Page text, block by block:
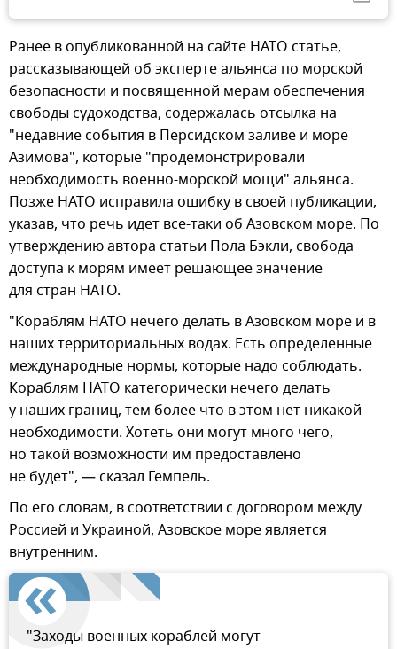
Ранее в опубликованной на сайте НАТО статье,
рассказывающей об эксперте альянса по морской
безопасности и посвященной мерам обеспечения
свободы судоходства, содержалась отсылка на
"недавние события в Персидском заливе и море
Азимова", которые "продемонстрировали
необходимость военно-морской мощи" альянса.
Позже НАТО исправила ошибку в своей публикации,
указав, что речь идет все-таки об Азовском море. По
утверждению автора статьи Пола Бэкли, свобода
доступа к морям имеет решающее значение
для стран НАТО.
"Кораблям НАТО нечего делать в Азовском море и в
наших территориальных водах. Есть определенные
международные нормы, которые надо соблюдать.
Кораблям НАТО категорически нечего делать
у наших границ, тем более что в этом нет никакой
необходимости. Хотеть они могут много чего,
но такой возможности им предоставлено
не будет", — сказал Гемпель.
По его словам, в соответствии с договором между
Россией и Украиной, Азовское море является
внутренним.
"Заходы военных кораблей могут